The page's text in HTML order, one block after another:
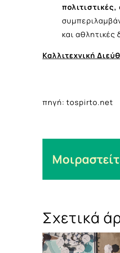
και αθλητικές
Καλλιτεχνική
πηγή: tospirto.net
Σχετικά